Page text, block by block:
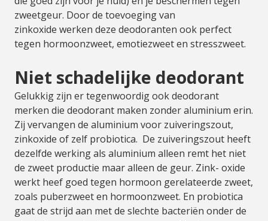
zweetgeur. Door de toevoeging van
zinkoxide werken deze deodoranten ook perfect
tegen hormoonzweet, emotiezweet en stresszweet.
Niet schadelijke deodorant
Gelukkig zijn er tegenwoordig ook deodorant
merken die deodorant maken zonder aluminium erin.
Zij vervangen de aluminium voor zuiveringszout,
zinkoxide of zelf probiotica. De zuiveringszout heeft
dezelfde werking als aluminium alleen remt het niet
de zweet productie maar alleen de geur. Zink- oxide
werkt heef goed tegen hormoon gerelateerde zweet,
zoals puberzweet en hormoonzweet. En probiotica
gaat de strijd aan met de slechte bacteriën onder de